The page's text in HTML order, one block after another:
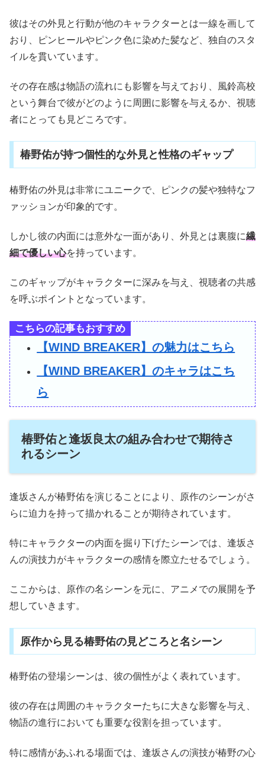
彼はその外見と行動が他のキャラクターとは一線を画して
おり、ピンヒールやピンク色に染めた髪など、独自のスタ
イルを貫いています。
その存在感は物語の流れにも影響を与えており、風鈴高校
という舞台で彼がどのように周囲に影響を与えるか、視聴
者にとっても見どころです。
椿野佑が持つ個性的な外見と性格のギャップ
椿野佑の外見は非常にユニークで、ピンクの髪や独特なフ
ァッションが印象的です。
しかし彼の内面には意外な一面があり、外見とは裏腹に繊
細で優しい心を持っています。
このギャップがキャラクターに深みを与え、視聴者の共感
を呼ぶポイントとなっています。
こちらの記事もおすすめ
【WIND BREAKER】の魅力はこちら
【WIND BREAKER】のキャラはこち
ら
椿野佑と逢坂良太の組み合わせで期待さ
れるシーン
逢坂さんが椿野佑を演じることにより、原作のシーンがさ
らに迫力を持って描かれることが期待されています。
特にキャラクターの内面を掘り下げたシーンでは、逢坂さ
んの演技力がキャラクターの感情を際立たせるでしょう。
ここからは、原作の名シーンを元に、アニメでの展開を予
想していきます。
原作から見る椿野佑の見どころと名シーン
椿野佑の登場シーンは、彼の個性がよく表れています。
彼の存在は周囲のキャラクターたちに大きな影響を与え、
物語の進行においても重要な役割を担っています。
特に感情があふれる場面では、逢坂さんの演技が椿野の心